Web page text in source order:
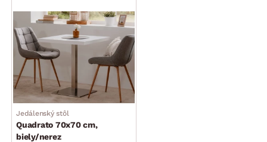
Jedálenský stôl
Quadrato 70x70 cm,
biely/nerez